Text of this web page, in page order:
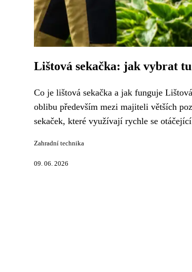
Lištová sekačka: jak vybrat
Co je lištová sekačka a jak funguje
oblibu především mezi majiteli větších
sekaček, které využívají rychle se
Zahradní technika
09. 06. 2026